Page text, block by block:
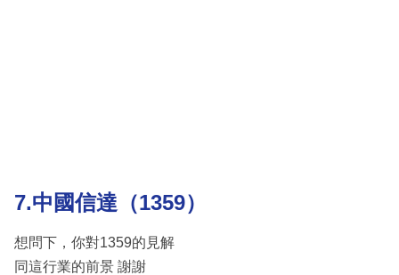
7.中國信達（1359）
想問下，你對1359的見解
同這行業的前景 謝謝